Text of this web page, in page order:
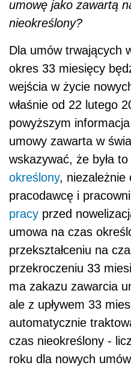
umowę jako zawartą
nieokreślony?
Dla umów trwających
okres 33 miesięcy
wejścia w życie
właśnie od 22 lutego
powyższym
umowy zawarta w
wskazywać, że była to
określony, niezależnie
pracodawcę i
pracy przed
umowa na czas
przekształceniu na
przekroczeniu 33
ma zakazu zawarcia
ale z upływem 33
automatycznie
czas nieokreślony -
roku dla nowych